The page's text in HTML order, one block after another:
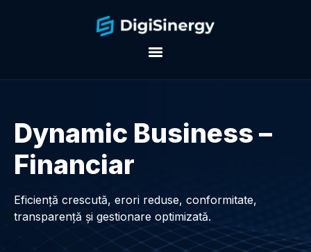
Dynamic Business –
Financiar
Eficiență crescută, erori reduse, conformitate,
transparență și gestionare optimizată.